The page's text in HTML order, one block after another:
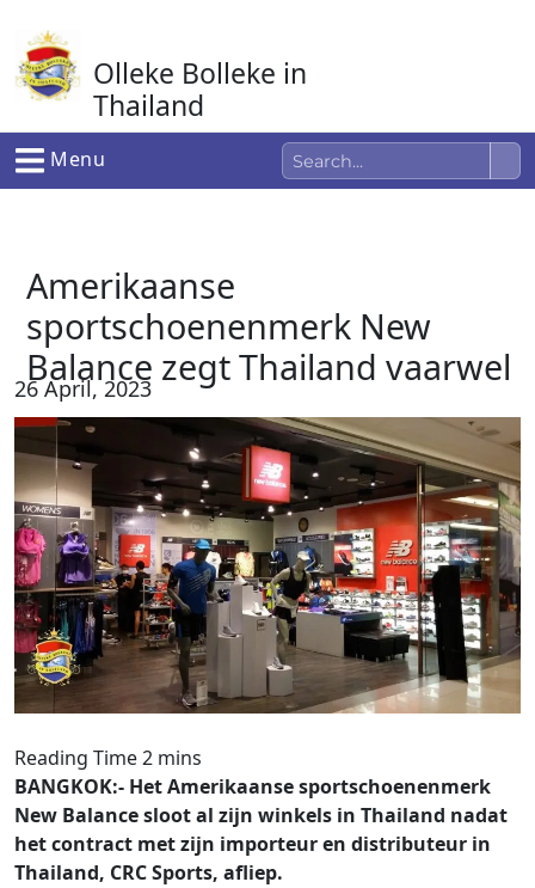
naar
de
inhoud
Olleke Bolleke in
Thailand
In Thailand
Menu
Amerikaanse
sportschoenenmerk New
Balance zegt Thailand vaarwel
26 April, 2023
BANGKOK:- Het Amerikaanse sportschoenenmerk
New Balance sloot al zijn winkels in Thailand nadat
het contract met zijn importeur en distributeur in
Thailand, CRC Sports, afliep.